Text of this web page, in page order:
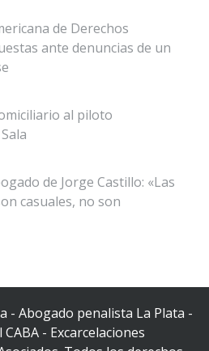
de Derechos
ante denuncias de un
al piloto
de Jorge Castillo: «Las
casuales, no son
- Abogado penalista La Plata -
- Excarcelaciones